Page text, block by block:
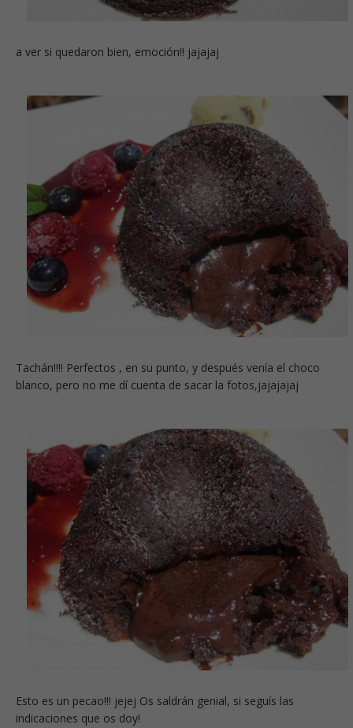
a ver si quedaron bien, emoción!! jajajaj
Tachán!!!! Perfectos , en su punto, y después venía el choco
blanco, pero no me dí cuenta de sacar la fotos,jajajajaj
Esto es un pecao!!! jejej Os saldrán genial, si seguís las
indicaciones que os doy!